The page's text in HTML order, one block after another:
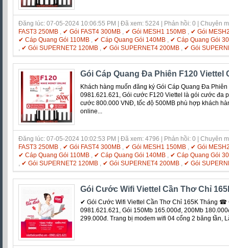
Đăng lúc: 07-05-2024 10:06:55 PM | Đã xem: 5224 | Phản hồi: 0 | Chuyên
FAST3 250MB
✔ Gói FAST4 300MB ✔ Gói MESH1 150MB
✔ Gói
✔ Cáp Quang Gói 110MB
✔ Cáp Quang Gói 140MB
✔ Cáp Quang Gói
✔ Gói SUPERNET2 120MB ✔ Gói SUPERNET4 200MB ✔ Gói
Gói Cáp Quang Đa Phiên F120 Viettel
Khách hàng muốn đăng ký Gói Cáp Quang Đa
0981.621.621, Gói cước F120 Viettel là gói cước đa
cước 800.000 VNĐ, tốc độ 500MB phù hợp khách
online...
Đăng lúc: 07-05-2024 10:02:53 PM | Đã xem: 4796 | Phản hồi: 0 | Chuyên
FAST3 250MB
✔ Gói FAST4 300MB ✔ Gói MESH1 150MB
✔ Gói
✔ Cáp Quang Gói 110MB
✔ Cáp Quang Gói 140MB
✔ Cáp Quang Gói
✔ Gói SUPERNET2 120MB ✔ Gói SUPERNET4 200MB ✔ Gói
Gói Cước Wifi Viettel Cần Thơ Chỉ
✔ Gói Cước Wifi Viettel Cần Thơ Chỉ 165K Tháng
0981.621.621, Gói 150Mb 165.000đ, 200Mb
299.000đ. Trang bị modem wifi 04 cổng 2 băng tần,